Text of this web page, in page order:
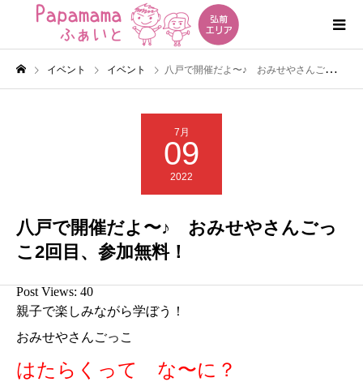
イベント イベント 八戸で開催だよ〜♪ おみせやさんごっこ2回目、参加無料！
7月
09
2022
八戸で開催だよ〜♪ おみせやさんごっ
こ2回目、参加無料！
Post Views: 40
親子で楽しみながら学ぼう！
おみせやさんごっこ
はたらくって な〜に？